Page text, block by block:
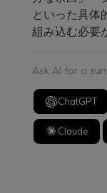
といった具体
組み込む必要
Ask AI for a
ChatGPT
Claude